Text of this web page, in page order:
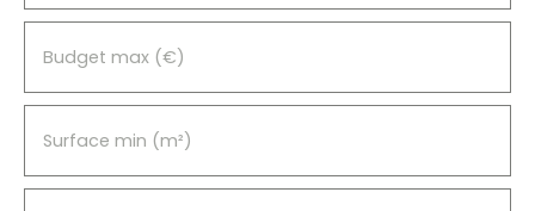
Budget max (€)
Surface min (m²)